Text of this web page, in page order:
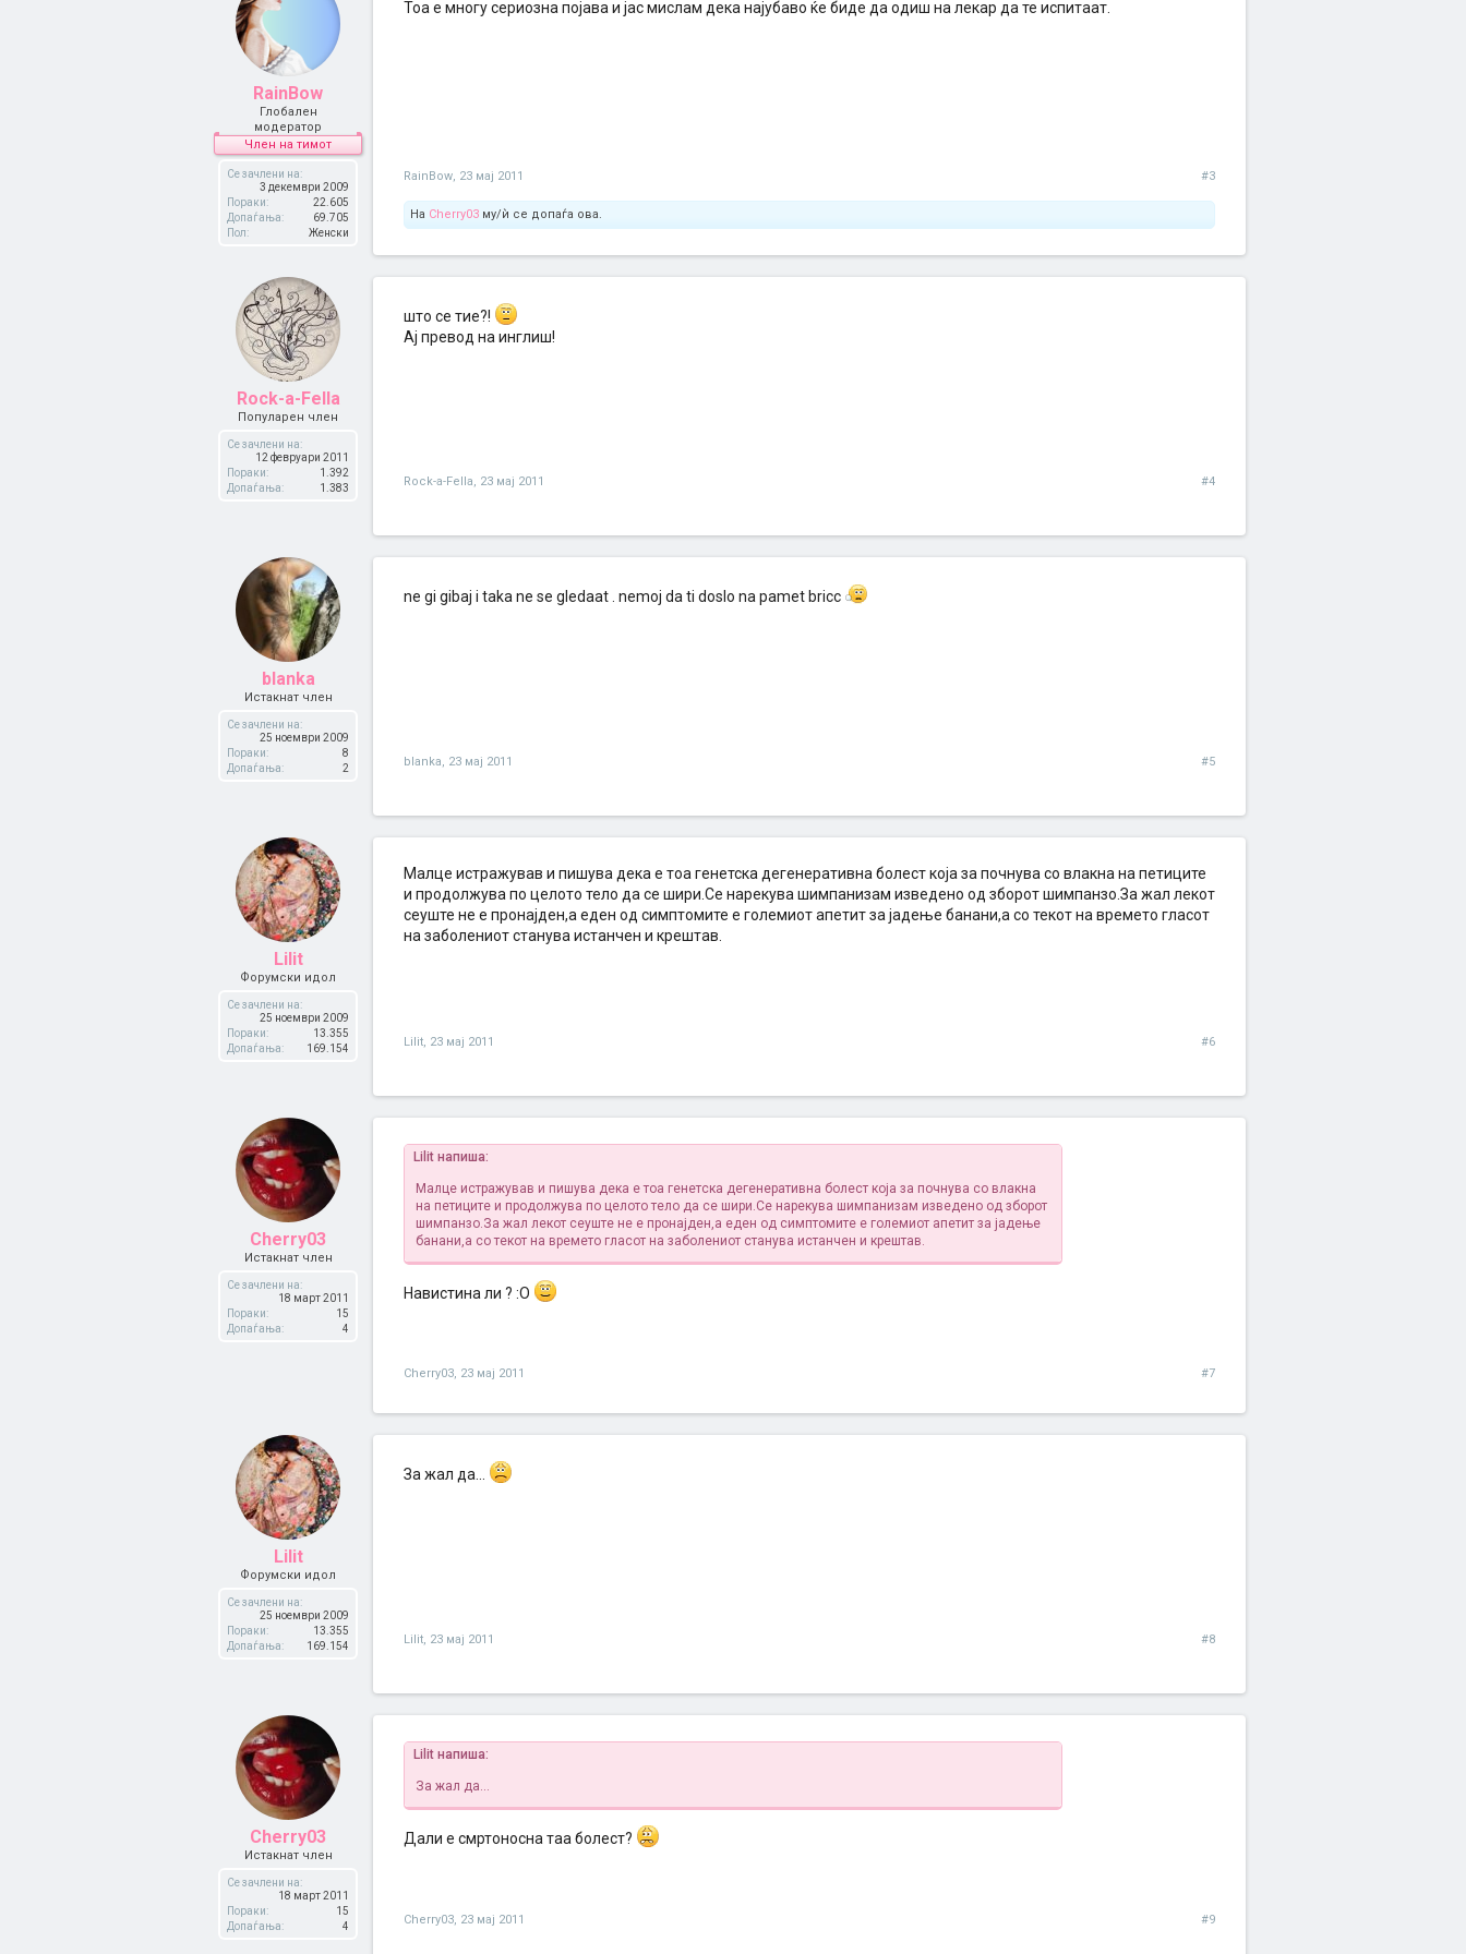
RainBow
Глобален
модератор
Член на тимот
Се зачлени на:
3 декември 2009
Пораки:
22.605
Допаѓања:
69.705
Пол:
Женски
Тоа е многу сериозна појава и јас мислам дека најубаво ќе биде да одиш на лекар да те испитаат.
RainBow, 23 мај 2011 #3
На Cherry03 му/ѝ се допаѓа ова.
Rock-a-Fella
Популарен член
Се зачлени на:
12 февруари 2011
Пораки:
1.392
Допаѓања:
1.383
што се тие?!
Ај превод на инглиш!
Rock-a-Fella, 23 мај 2011 #4
blanka
Истакнат член
Се зачлени на:
25 ноември 2009
Пораки:
8
Допаѓања:
2
ne gi gibaj i taka ne se gledaat . nemoj da ti doslo na pamet bricc
blanka, 23 мај 2011 #5
Lilit
Форумски идол
Се зачлени на:
25 ноември 2009
Пораки:
13.355
Допаѓања:
169.154
Малце истражував и пишува дека е тоа генетска дегенеративна болест која за почнува со влакна на петиците
и продолжува по целото тело да се шири.Се нарекува шимпанизам изведено од зборот шимпанзо.За жал лекот
сеуште не е пронајден,а еден од симптомите е големиот апетит за јадење банани,а со текот на времето гласот
на заболениот станува истанчен и крештав.
Lilit, 23 мај 2011 #6
Cherry03
Истакнат член
Се зачлени на:
18 март 2011
Пораки:
15
Допаѓања:
4
Lilit напиша:
Малце истражував и пишува дека е тоа генетска дегенеративна болест која за почнува со влакна
на петиците и продолжува по целото тело да се шири.Се нарекува шимпанизам изведено од зборот
шимпанзо.За жал лекот сеуште не е пронајден,а еден од симптомите е големиот апетит за јадење
банани,а со текот на времето гласот на заболениот станува истанчен и крештав.
Навистина ли ? :О
Cherry03, 23 мај 2011 #7
Lilit
Форумски идол
Се зачлени на:
25 ноември 2009
Пораки:
13.355
Допаѓања:
169.154
За жал да...
Lilit, 23 мај 2011 #8
Cherry03
Истакнат член
Се зачлени на:
18 март 2011
Пораки:
15
Допаѓања:
4
Lilit напиша:
За жал да...
Дали е смртоносна таа болест?
Cherry03, 23 мај 2011 #9